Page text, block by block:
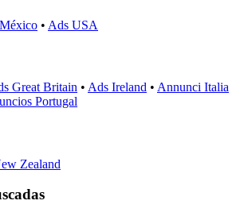
• Ads USA
Great Britain • Ads Ireland • Annunci Italia
Portugal
Zealand